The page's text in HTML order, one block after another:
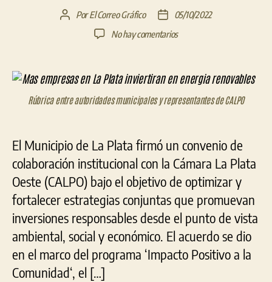
AutorPorEl Correo Gráfico
Fecha
de
05/10/2022
No hay comentariosen
en
La
Plata
renovables
Rúbrica entre autoridades municipales y representantes de CALPO
El Municipio de La Plata firmó un convenio de
colaboración institucional con la Cámara La Plata
Oeste (CALPO) bajo el objetivo de optimizar y
fortalecer estrategias conjuntas que promuevan
inversiones responsables desde el punto de vista
ambiental, social y económico. El acuerdo se dio
en el marco del programa ‘Impacto Positivo a la
Comunidad‘, el […]